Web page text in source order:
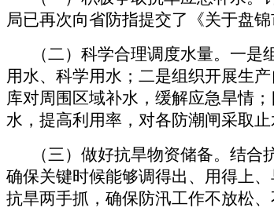
局已再次向省防指提交了《关于盘
（二）科学合理调度水量。一
用水、科学用水；二是组织开展生
库对周围区域补水，缓解应急旱情
水，提高利用率，对各防潮闸采取
（三）做好抗旱物资储备。结
确保关键时候能够调得出、用得上
抗旱两手抓，确保防汛工作不放松、